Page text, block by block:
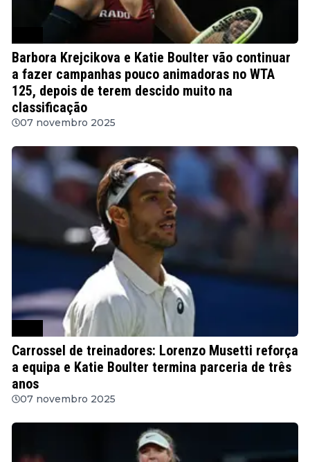
Barbora Krejcikova e Katie Boulter vão continuar
a fazer campanhas pouco animadoras no WTA
125, depois de terem descido muito na
classificação
07 novembro 2025
Carrossel de treinadores: Lorenzo Musetti reforça
a equipa e Katie Boulter termina parceria de três
anos
07 novembro 2025